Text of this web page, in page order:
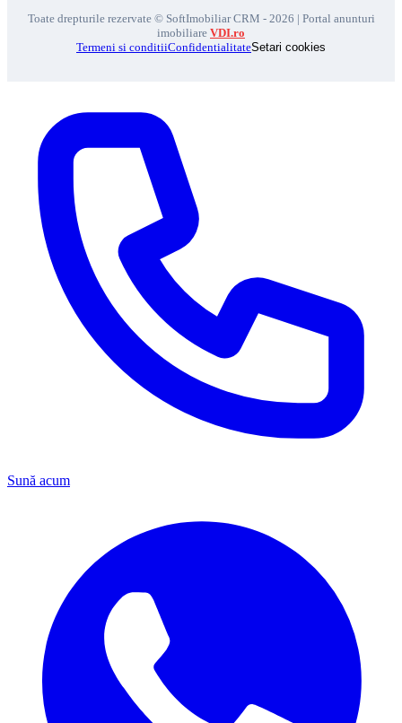
Toate drepturile rezervate © SoftImobiliar CRM - 2026 | Portal anunturi
imobiliare VDI.ro
Termeni si conditiiConfidentialitateSetari cookies
Sună acum